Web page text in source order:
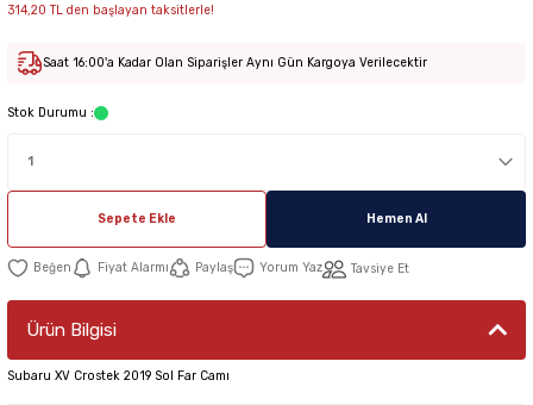
314,20 TL den başlayan taksitlerle!
Saat 16:00'a Kadar Olan Siparişler Aynı Gün Kargoya Verilecektir
Stok Durumu :
Sepete Ekle Hemen Al
Fiyat Alarmı Paylaş Yorum Yaz Tavsiye Et
Ürün Bilgisi
Subaru XV Crostek 2019 Sol Far Camı